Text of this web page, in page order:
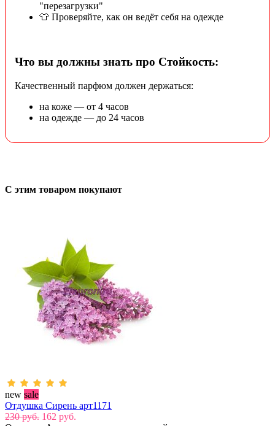
"перезагрузки"
👕 Проверяйте, как он ведёт себя на одежде
Что вы должны знать про Стойкость:
Качественный парфюм должен держаться:
на коже — от 4 часов
на одежде — до 24 часов
С этим товаром покупают
new sale
Отдушка Сирень арт1171
230 руб. 162 руб.